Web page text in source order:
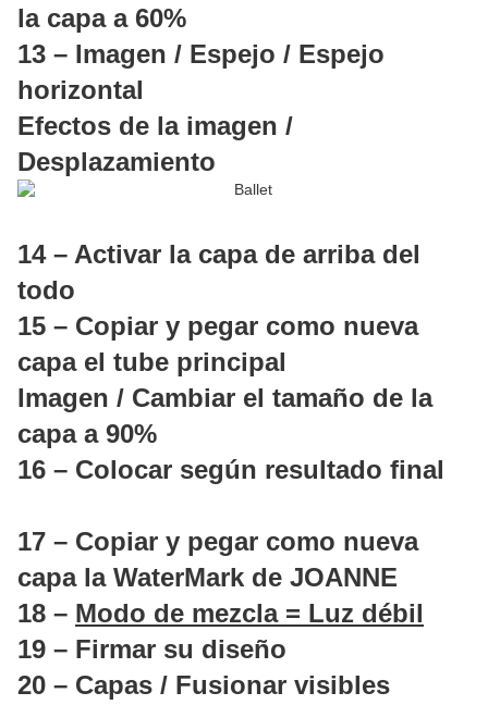
la capa a 60%
13 – Imagen / Espejo / Espejo
horizontal
Efectos de la imagen /
Desplazamiento
14 – Activar la capa de arriba del
todo
15 – Copiar y pegar como nueva
capa el tube principal
Imagen / Cambiar el tamaño de la
capa a 90%
16 – Colocar según resultado final
17 – Copiar y pegar como nueva
capa la WaterMark de JOANNE
18 – Modo de mezcla = Luz débil
19 – Firmar su diseño
20 – Capas / Fusionar visibles